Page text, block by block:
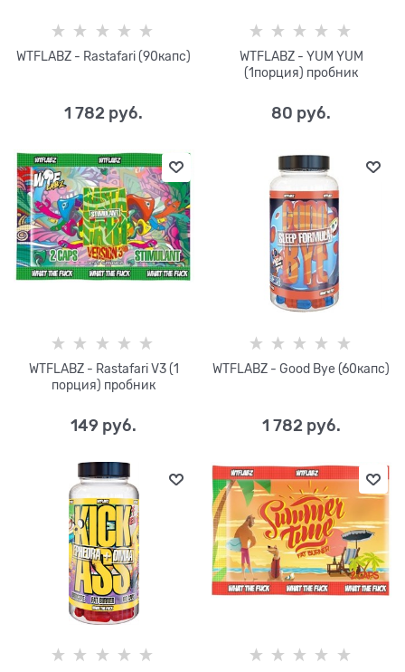
WTFLABZ - Rastafari (90капс)
1 782 руб.
WTFLABZ - YUM YUM
(1порция) пробник
80 руб.
WTFLABZ - Rastafari V3 (1
порция) пробник
149 руб.
WTFLABZ - Good Bye (60капс)
1 782 руб.